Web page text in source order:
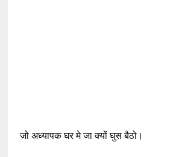
जो अध्यापक घर मे जा क्यों घुस बैठो।